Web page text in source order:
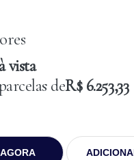
vista
deR$ 6.253,33